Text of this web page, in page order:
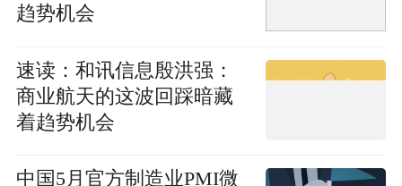
趋势机会
速读：和讯信息殷洪强：
商业航天的这波回踩暗藏
着趋势机会
中国5月官方制造业PMI微